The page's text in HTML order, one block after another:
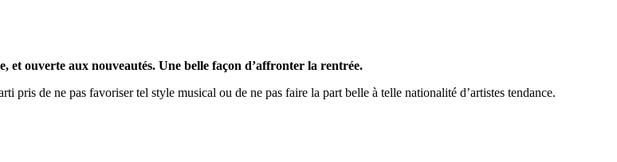
et ouverte aux nouveautés. Une belle façon d’affronter la rentrée.
pris de ne pas favoriser tel style musical ou de ne pas faire la part belle à telle nationalité d’artistes tendance.